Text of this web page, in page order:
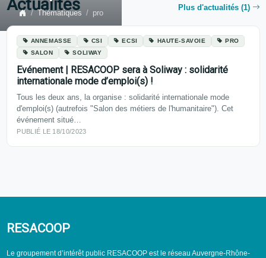
Thématiques pro
Actualités Plus d'actualités (1)
ANNEMASSE CSI ECSI HAUTE-SAVOIE
PRO
SALON
SOLIWAY
Evénement | RESACOOP sera à Soliway : solidarité
internationale mode d’emploi(s) !
Tous les deux ans, la organise : solidarité internationale mode
d'emploi(s) (autrefois "Salon des métiers de l'humanitaire"). Cet
événement situé…
PUBLIÉ LE 18/10/2023
RESACOOP
Le groupement d’intérêt public RESACOOP est le réseau Auvergne-Rhône-